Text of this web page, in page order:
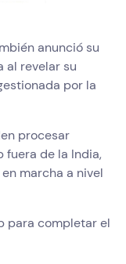
anunció su
al revelar su
por la
procesar
de la India,
marcha a nivel
para completar el